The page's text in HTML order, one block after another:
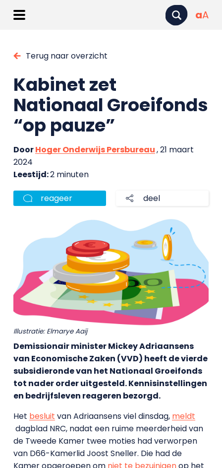
aA
Terug naar overzicht
Kabinet zet
Nationaal Groeifonds
“op pauze”
DoorHoger Onderwijs Persbureau, 21 maart
2024
Leestijd:2 minuten
reageer deel
Illustratie: Elmarye Aaij
Demissionair minister Mickey Adriaansens
van Economische Zaken (VVD) heeft de vierde
subsidieronde van het Nationaal Groeifonds
tot nader order uitgesteld. Kennisinstellingen
en bedrijfsleven reageren bezorgd.
Het besluit van Adriaansens viel dinsdag, meldt
dagblad NRC, nadat een ruime meerderheid van
de Tweede Kamer twee moties had verworpen
van D66-Kamerlid Joost Sneller. Die had de